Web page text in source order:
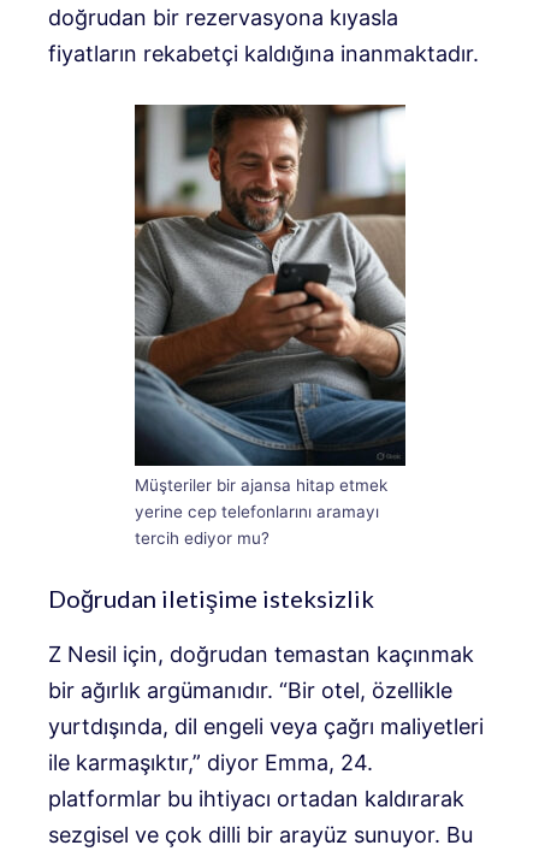
doğrudan bir rezervasyona kıyasla
fiyatların rekabetçi kaldığına inanmaktadır.
Müşteriler bir ajansa hitap etmek
yerine cep telefonlarını aramayı
tercih ediyor mu?
Doğrudan iletişime isteksizlik
Z Nesil için, doğrudan temastan kaçınmak
bir ağırlık argümanıdır. “Bir otel, özellikle
yurtdışında, dil engeli veya çağrı maliyetleri
ile karmaşıktır,” diyor Emma, 24.
platformlar bu ihtiyacı ortadan kaldırarak
sezgisel ve çok dilli bir arayüz sunuyor. Bu